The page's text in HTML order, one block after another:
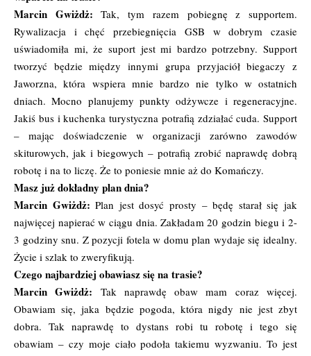
Marcin Gwiżdż: Tak, tym razem pobiegnę z supportem.
Rywalizacja i chęć przebiegnięcia GSB w dobrym czasie
uświadomiła mi, że suport jest mi bardzo potrzebny. Support
tworzyć będzie między innymi grupa przyjaciół biegaczy z
Jaworzna, która wspiera mnie bardzo nie tylko w ostatnich
dniach. Mocno planujemy punkty odżywcze i regeneracyjne.
Jakiś bus i kuchenka turystyczna potrafią zdziałać cuda. Support
– mając doświadczenie w organizacji zarówno zawodów
skiturowych, jak i biegowych – potrafią zrobić naprawdę dobrą
robotę i na to liczę. Że to poniesie mnie aż do Komańczy.
Masz już dokładny plan dnia?
Marcin Gwiżdż: Plan jest dosyć prosty – będę starał się jak
najwięcej napierać w ciągu dnia. Zakładam 20 godzin biegu i 2-
3 godziny snu. Z pozycji fotela w domu plan wydaje się idealny.
Życie i szlak to zweryfikują.
Czego najbardziej obawiasz się na trasie?
Marcin Gwiżdż: Tak naprawdę obaw mam coraz więcej.
Obawiam się, jaka będzie pogoda, która nigdy nie jest zbyt
dobra. Tak naprawdę to dystans robi tu robotę i tego się
obawiam – czy moje ciało podoła takiemu wyzwaniu. To jest